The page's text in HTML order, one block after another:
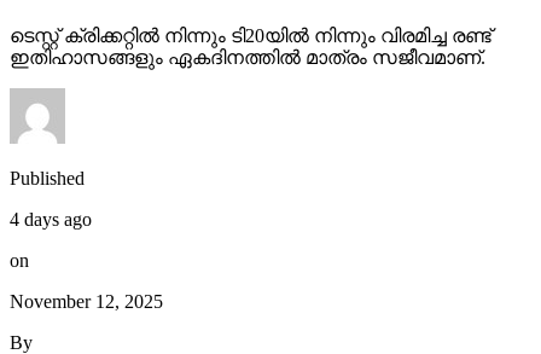
ടെസ്റ്റ് ക്രിക്കറ്റില്‍ നിന്നും ടി20യില്‍ നിന്നും വിരമിച്ച രണ്ട്
ഇതിഹാസങ്ങളും ഏകദിനത്തില്‍ മാത്രം സജീവമാണ്.
Published
4 days ago
on
November 12, 2025
By